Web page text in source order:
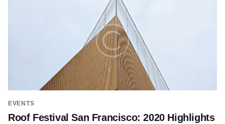
EVENTS
Roof Festival San Francisco: 2020 Highlights